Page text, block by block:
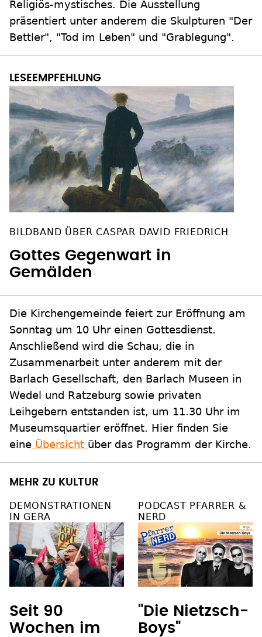
Religiös-mystisches. Die Ausstellung
präsentiert unter anderem die Skulpturen "Der
Bettler", "Tod im Leben" und "Grablegung".
BILDBAND ÜBER CASPAR DAVID FRIEDRICH
Gottes Gegenwart in
Gemälden
Die Kirchengemeinde feiert zur Eröffnung am
Sonntag um 10 Uhr einen Gottesdienst.
Anschließend wird die Schau, die in
Zusammenarbeit unter anderem mit der
Barlach Gesellschaft, den Barlach Museen in
Wedel und Ratzeburg sowie privaten
Leihgebern entstanden ist, um 11.30 Uhr im
Museumsquartier eröffnet. Hier finden Sie
eine Übersicht über das Programm der Kirche.
MEHR ZU KULTUR
DEMONSTRATIONEN
IN GERA
Seit 90
Wochen im
PODCAST PFARRER &
NERD
"Die Nietzsch-
Boys"